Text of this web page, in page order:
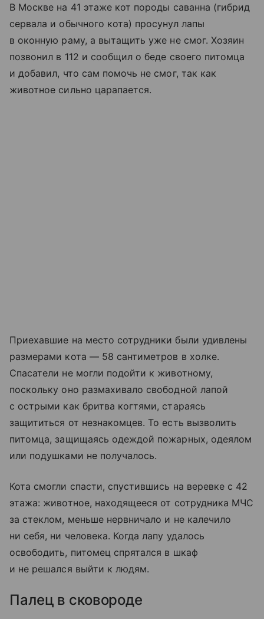
В Москве на 41 этаже кот породы саванна (гибрид
сервала и обычного кота) просунул лапы
в оконную раму, а вытащить уже не смог. Хозяин
позвонил в 112 и сообщил о беде своего питомца
и добавил, что сам помочь не смог, так как
животное сильно царапается.
Приехавшие на место сотрудники были удивлены
размерами кота — 58 сантиметров в холке.
Спасатели не могли подойти к животному,
поскольку оно размахивало свободной лапой
с острыми как бритва когтями, стараясь
защититься от незнакомцев. То есть вызволить
питомца, защищаясь одеждой пожарных, одеялом
или подушками не получалось.
Кота смогли спасти, спустившись на веревке с 42
этажа: животное, находящееся от сотрудника МЧС
за стеклом, меньше нервничало и не калечило
ни себя, ни человека. Когда лапу удалось
освободить, питомец спрятался в шкаф
и не решался выйти к людям.
Палец в сковороде